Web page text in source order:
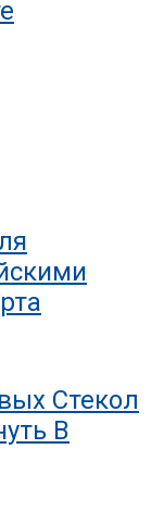
Стекол
В